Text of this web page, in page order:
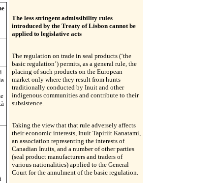
The less stringent admissibility rules
introduced by the Treaty of Lisbon cannot be
applied to legislative acts
The regulation on trade in seal products (‘the
basic regulation’) permits, as a general rule, the
placing of such products on the European
market only where they result from hunts
traditionally conducted by Inuit and other
indigenous communities and contribute to their
subsistence.
Taking the view that that rule adversely affects
their economic interests, Inuit Tapiriit Kanatami,
an association representing the interests of
Canadian Inuits, and a number of other parties
(seal product manufacturers and traders of
various nationalities) applied to the General
Court for the annulment of the basic regulation.